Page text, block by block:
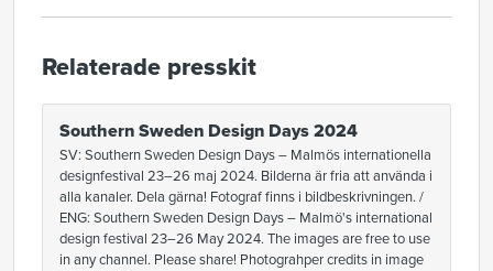
Relaterade presskit
Southern Sweden Design Days 2024
SV: Southern Sweden Design Days – Malmös internationella
designfestival 23–26 maj 2024. Bilderna är fria att använda i
alla kanaler. Dela gärna! Fotograf finns i bildbeskrivningen. /
ENG: Southern Sweden Design Days – Malmö's international
design festival 23–26 May 2024. The images are free to use
in any channel. Please share! Photograhper credits in image